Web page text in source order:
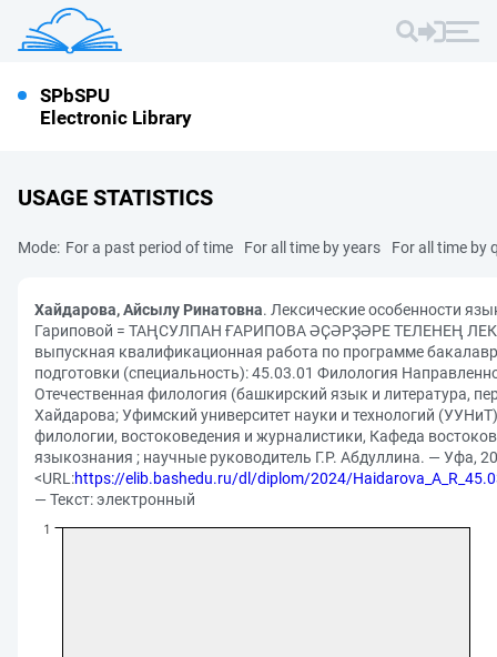
SPbSPU
Electronic Library
USAGE STATISTICS
Mode: For a past period of time For all time by years For all time by
Хайдарова, Айсылу Ринатовна. Лексические особенности
Гариповой = ТАҢСУЛПАН ҒАРИПОВА ӘҪӘРҘӘРЕ ТЕЛЕНЕҢ
выпускная квалификационная работа по программе
подготовки (специальность): 45.03.01 Филология
Отечественная филология (башкирский язык и литература,
Хайдарова; Уфимский университет науки и технологий
филологии, востоковедения и журналистики, Кафеда
языкознания ; научные руководитель Г.Р. Абдуллина. — Уфа,
<URL:https://elib.bashedu.ru/dl/diplom/2024/
— Текст: электронный